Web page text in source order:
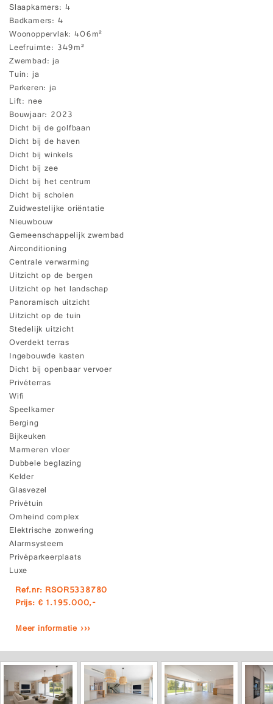
Slaapkamers 4
Badkamers 4
Woonoppervlak 406m²
Leefruimte 349m²
Zwembad ja
Tuin ja
Parkeren ja
Lift nee
Bouwjaar 2023
Dicht bij de golfbaan
Dicht bij de haven
Dicht bij winkels
Dicht bij zee
Dicht bij het centrum
Dicht bij scholen
Zuidwestelijke oriëntatie
Nieuwbouw
Gemeenschappelijk zwembad
Airconditioning
Centrale verwarming
Uitzicht op de bergen
Uitzicht op het landschap
Panoramisch uitzicht
Uitzicht op de tuin
Stedelijk uitzicht
Overdekt terras
Ingebouwde kasten
Dicht bij openbaar vervoer
Privéterras
Wifi
Speelkamer
Berging
Bijkeuken
Marmeren vloer
Dubbele beglazing
Kelder
Glasvezel
Privétuin
Omheind complex
Elektrische zonwering
Alarmsysteem
Privéparkeerplaats
Luxe
Ref.nr: RSOR5338780
Prijs: € 1.195.000,-
Meer informatie ›››